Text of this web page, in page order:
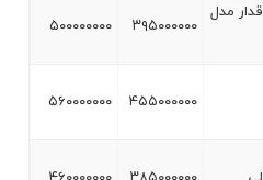
مدل
۳۹۵۰۰۰۰۰۰ ۵۰۰۰۰۰۰۰۰
۴۵۵۰۰۰۰۰۰ ۵۶۰۰۰۰۰۰۰